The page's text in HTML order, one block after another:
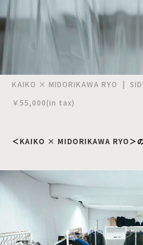
KAIKO × MIDORIKAWA RYO |
￥55,000(in tax)
＜KAIKO × MIDORIKAWA RYO＞